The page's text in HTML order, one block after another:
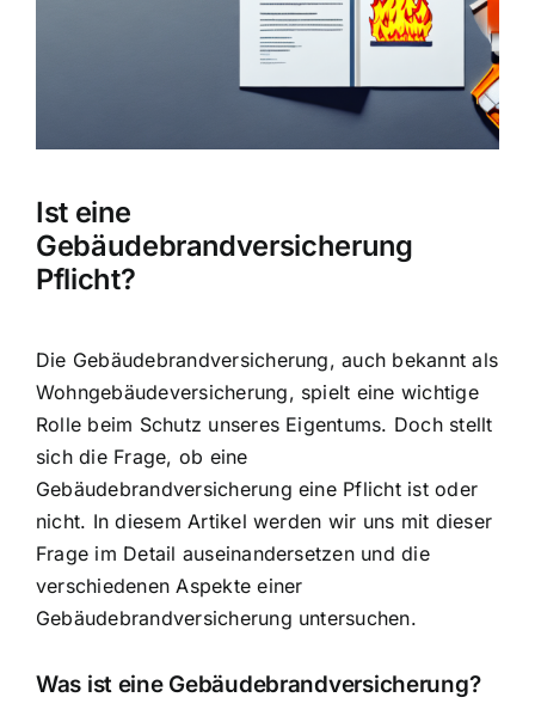
Berufsunfähigkeitsversicherung
Hilfe und Kontakt
Ist eine
Gebäudebrandversicherung
Pflicht?
Die Gebäudebrandversicherung, auch bekannt als
Wohngebäudeversicherung, spielt eine wichtige
Rolle beim Schutz unseres Eigentums. Doch stellt
sich die Frage, ob eine
Gebäudebrandversicherung eine Pflicht ist oder
nicht. In diesem Artikel werden wir uns mit dieser
Frage im Detail auseinandersetzen und die
verschiedenen Aspekte einer
Gebäudebrandversicherung untersuchen.
Was ist eine Gebäudebrandversicherung?